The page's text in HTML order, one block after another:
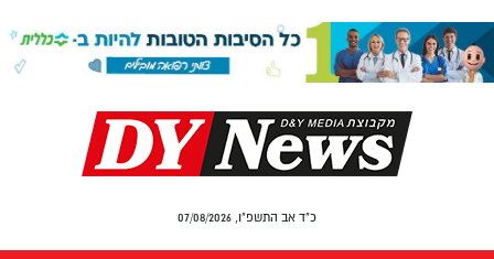
כ"ד אב התשפ"ו, 07/08/2026